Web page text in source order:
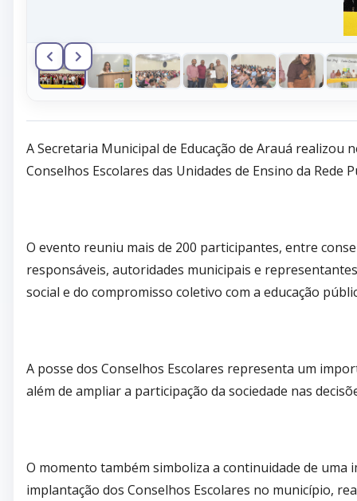
A Secretaria Municipal de Educação de Arauá
Conselhos Escolares das Unidades de Ensino da Rede
O evento reuniu mais de 200 participantes, entre
responsáveis, autoridades municipais e
social e do compromisso coletivo com a educação
A posse dos Conselhos Escolares representa um
além de ampliar a participação da sociedade nas
O momento também simboliza a continuidade de
implantação dos Conselhos Escolares no município,